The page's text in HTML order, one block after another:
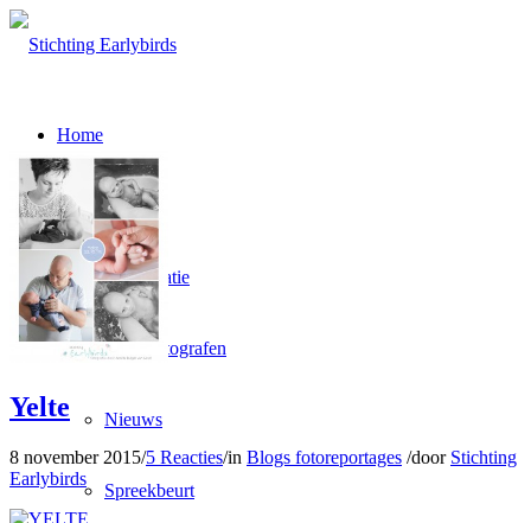
Home
Earlybirds
Organisatie
Onze fotografen
Nieuws
Spreekbeurt
Yelte
8 november 2015/5 Reacties/in Blogs fotoreportages /door Stichting
Earlybirds